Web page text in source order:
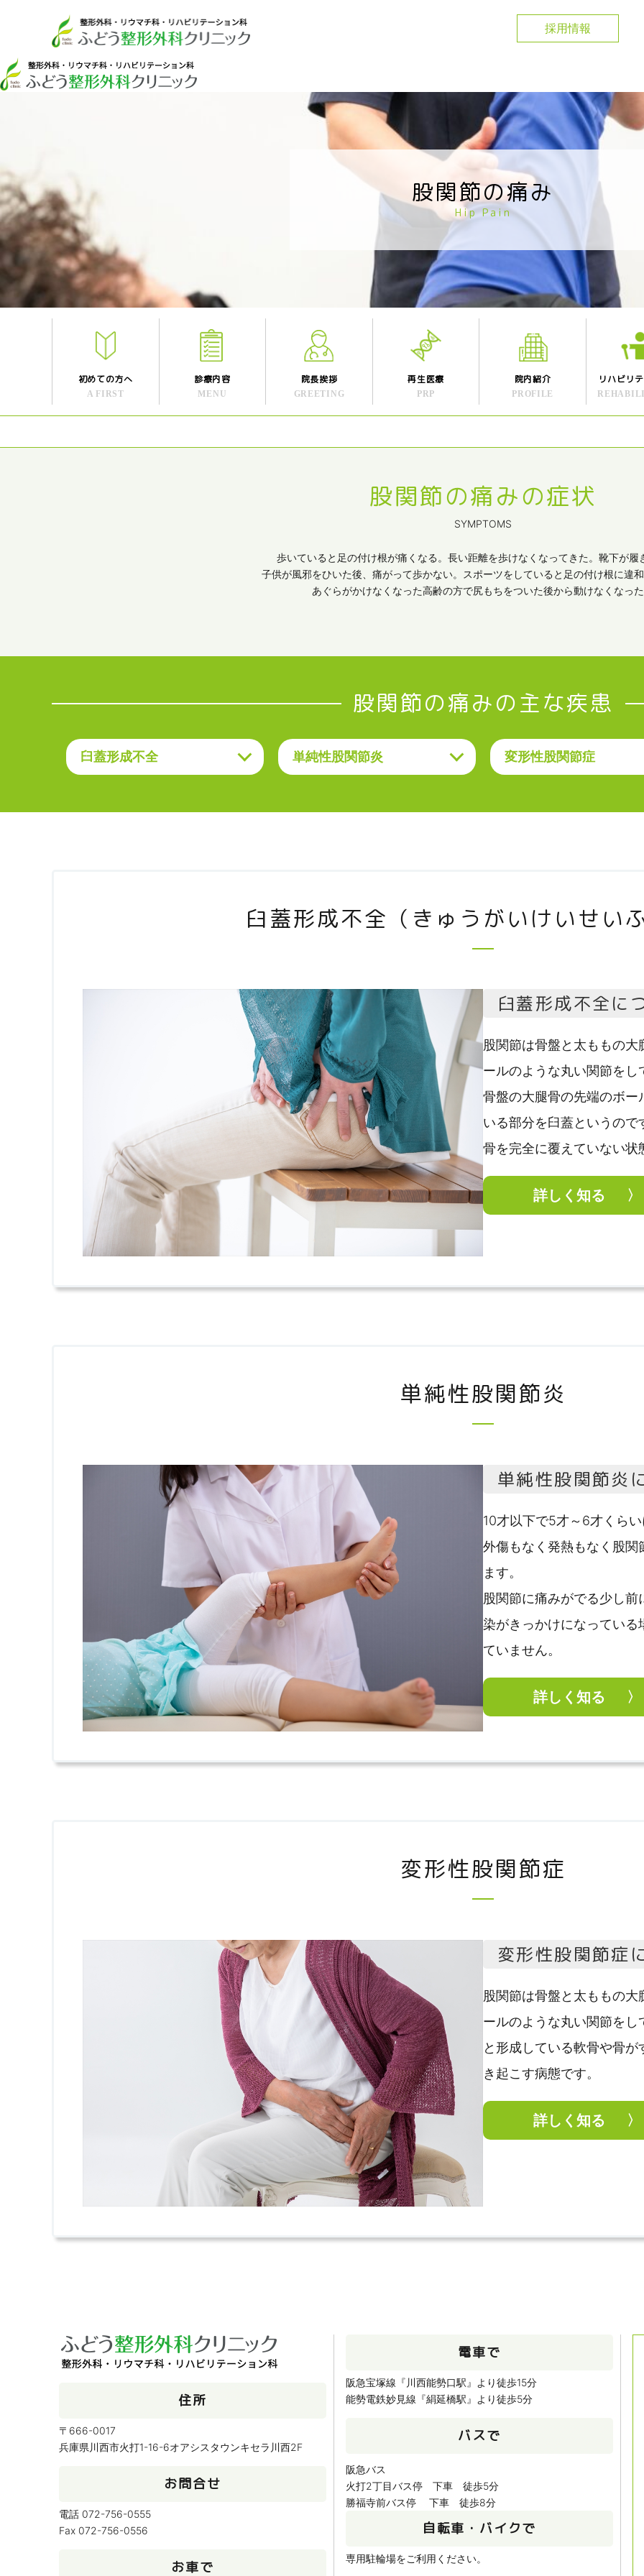
採用情報
股関節の痛み
Hip Pain
初めての方へ
A FIRST
診療内容
MENU
院長挨拶
GREETING
再生医療
PRP
院内紹介
PROFILE
リハビリ
股関節の痛みの症状
SYMPTOMS
歩いていると足の付け根が痛くなる。長い距離を歩けなくなってきた。靴下が履
子供が風邪をひいた後、痛がって歩かない。スポーツをしていると足の付け根に違
あぐらがかけなくなった高齢の方で尻もちをついた後から動けなくなっ
股関節の痛みの主な疾患
臼蓋形成不全 単純性股関節炎 変形性股関節症
臼蓋形成不全（きゅうがいけいせい
臼蓋形成不全に
股関節は骨盤と太ももの
ールのような丸い関節をし
骨盤の大腿骨の先端のボ
いる部分を臼蓋というの
骨を完全に覆えていない
詳しく知る
単純性股関節炎
単純性股関節炎
10才以下で5才～6才くら
外傷もなく発熱もなく股
ます。
股関節に痛みがでる少し
染がきっかけになってい
ていません。
詳しく知る
変形性股関節症
変形性股関節症
股関節は骨盤と太ももの
ールのような丸い関節を
と形成している軟骨や骨
き起こす病態です。
詳しく知る
住所
〒666-0017
兵庫県川西市火打1-16-6オアシスタウンキセラ川西2F
お問合せ
電話 072-756-0555
Fax 072-756-0556
お車で
電車で
阪急宝塚線『川西能勢口駅』より徒歩15分
能勢電鉄妙見線『絹延橋駅』より徒歩5分
バスで
阪急バス
火打2丁目バス停 下車 徒歩5分
勝福寺前バス停 下車 徒歩8分
自転車・バイクで
専用駐輪場をご利用ください。